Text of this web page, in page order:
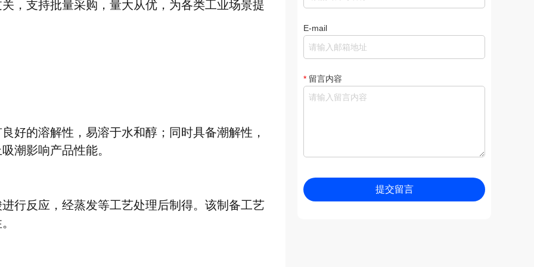
，支持批量采购，量大从优，为各类工业场景提
好的溶解性，易溶于水和醇；同时具备潮解性，
潮影响产品性能。
行反应，经蒸发等工艺处理后制得。该制备工艺
E-mail
* 留言内容
提交留言